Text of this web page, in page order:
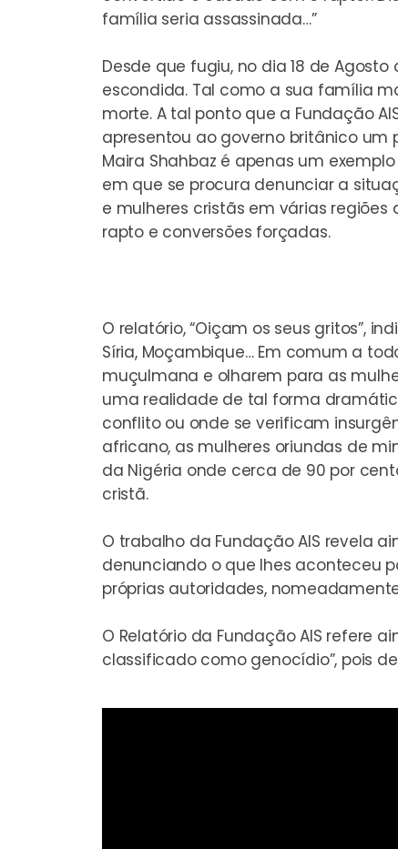
família seria assassinada…”
Desde que fugiu, no dia 18 de
escondida. Tal como a sua família
morte. A tal ponto que a Fundação
apresentou ao governo britânico um
Maira Shahbaz é apenas um exemplo
em que se procura denunciar a
e mulheres cristãs em várias regiões
rapto e conversões forçadas.
O relatório, “Oiçam os seus gritos”,
Síria, Moçambique… Em comum a
muçulmana e olharem para as
uma realidade de tal forma
conflito ou onde se verificam
africano, as mulheres oriundas de
da Nigéria onde cerca de 90 por
cristã.
O trabalho da Fundação AIS revela
denunciando o que lhes aconteceu
próprias autoridades,
O Relatório da Fundação AIS refere
classificado como genocídio”, pois